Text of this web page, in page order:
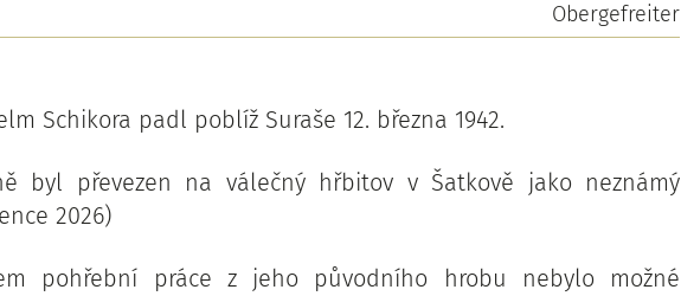
Obergefreiter
Schikora padl poblíž Suraše 12. března 1942.
byl převezen na válečný hřbitov v Šatkově jako neznámý
2026)
pohřební práce z jeho původního hrobu nebylo možné